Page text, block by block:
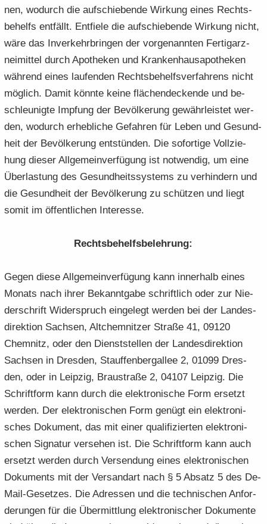
nen, wo­durch die auf­schie­ben­de Wir­kung eines Rechts­
be­helfs ent­fällt. Ent­fie­le die auf­schie­ben­de Wir­kung nicht,
wäre das In­ver­kehr­brin­gen der vor­ge­nann­ten Fer­tig­arz­
nei­mit­tel durch Apo­the­ken und Kran­ken­hau­s­apo­the­ken
wäh­rend eines lau­fen­den Rechts­be­helfs­ver­fah­rens nicht
mög­lich. Damit könn­te keine flä­chen­de­cken­de und be­
schleu­nig­te Imp­fung der Be­völ­ke­rung ge­währ­leis­tet wer­
den, wo­durch er­heb­li­che Ge­fah­ren für Leben und Ge­sund­
heit der Be­völ­ke­rung ent­stün­den. Die so­for­ti­ge Voll­zie­
hung die­ser All­ge­mein­ver­fü­gung ist not­wen­dig, um eine
Über­las­tung des Ge­sund­heits­sys­tems zu ver­hin­dern und
die Ge­sund­heit der Be­völ­ke­rung zu schüt­zen und liegt
somit im öf­fent­li­chen In­ter­es­se.
Rechts­be­helfs­be­leh­rung:
Gegen diese All­ge­mein­ver­fü­gung kann in­ner­halb eines
Mo­nats nach ihrer Be­kannt­ga­be schrift­lich oder zur Nie­
der­schrift Wi­der­spruch ein­ge­legt wer­den bei der Lan­des­
di­rek­ti­on Sach­sen, Alt­chem­nit­zer Stra­ße 41, 09120
Chem­nitz, oder den Dienst­stel­len der Lan­des­di­rek­ti­on
Sach­sen in Dres­den, Stauf­fen­berg­al­lee 2, 01099 Dres­
den, oder in Leip­zig, Brau­stra­ße 2, 04107 Leip­zig. Die
Schrift­form kann durch die elek­tro­ni­sche Form er­setzt
wer­den. Der elek­tro­ni­schen Form ge­nügt ein elek­tro­ni­
sches Do­ku­ment, das mit einer qua­li­fi­zier­ten elek­tro­ni­
schen Si­gna­tur ver­se­hen ist. Die Schrift­form kann auch
er­setzt wer­den durch Ver­sen­dung eines elek­tro­ni­schen
Do­ku­ments mit der Ver­sand­art nach § 5 Ab­satz 5 des De-​
Mail-Gesetzes. Die Adres­sen und die tech­ni­schen An­for­
de­run­gen für die Über­mitt­lung elek­tro­ni­scher Do­ku­men­te